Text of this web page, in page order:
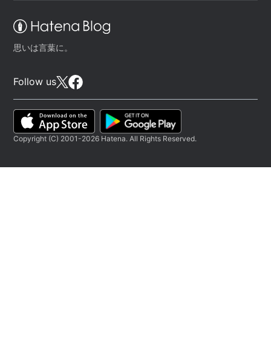
思いは言葉に。
Follow us
Copyright (C) 2001-2026 Hatena. All Rights Reserved.